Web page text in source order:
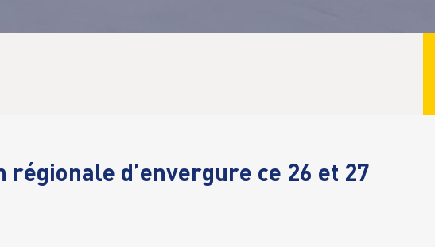
régionale d’envergure ce 26 et 27